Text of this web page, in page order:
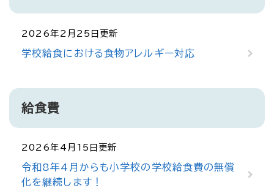
2026年2月25日更新
学校給食における食物アレルギー対応
給食費
2026年4月15日更新
令和8年4月からも小学校の学校給食費の無償
化を継続します！